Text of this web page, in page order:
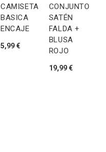
CAMISETA
BASICA
ENCAJE
5,99 €
CONJUNTO
SATÉN
FALDA +
BLUSA
ROJO
19,99 €